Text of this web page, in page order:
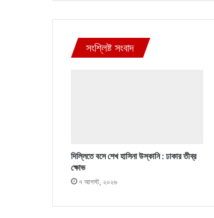
সংশ্লিষ্ট সংবাদ
দিল্লিতে বসে শেখ হাসিনা উস্কানি : ঢাকার তীব্র
ক্ষোভ
৭ আগস্ট, ২০২৬